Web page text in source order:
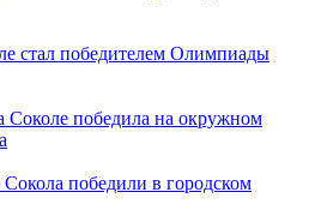
стал победителем Олимпиады
Соколе победила на окружном
победили в городском